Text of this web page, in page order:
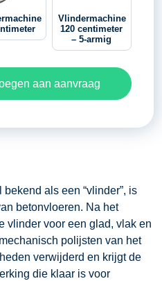
Vlindermachine
120 centimeter
– 5-armig
aan aanvraag
als een “vlinder”, is
betonvloeren. Na het
vlinder voor een glad, vlak en
polijsten van het
verwijderd en krijgt de
die klaar is voor